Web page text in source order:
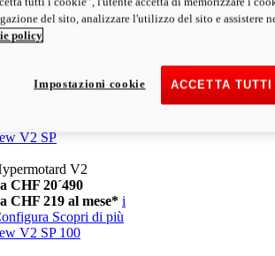
CHF 13´990
Scopri di più
V2
da CHF 15´990
V2 SP
V2
CHF 20´490
CHF 219 al mese* i
Scopri di più
V2 SP 100
del sito, analizzare l'utilizzo del sito e assistere
policy
ACCETTA
Impostazioni cookie